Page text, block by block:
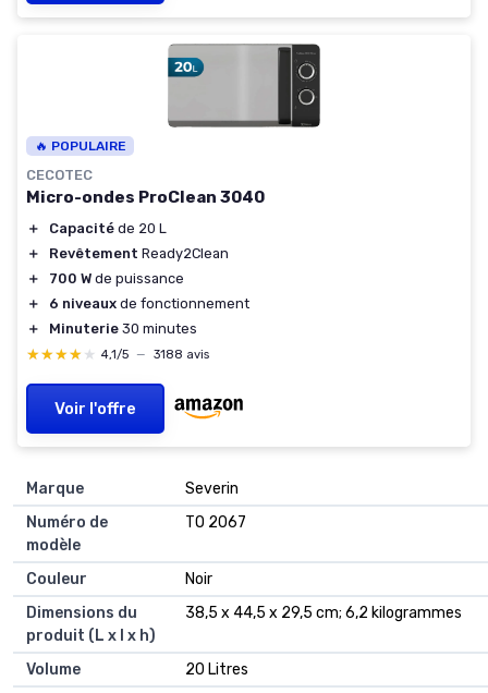
🔥 POPULAIRE
CECOTEC
Micro-ondes ProClean 3040
＋ Capacité de 20 L
＋
Revêtement Ready2Clean
＋
700 W de puissance
＋
6 niveaux de fonctionnement
＋
Minuterie 30 minutes
★★★★★
★★★★★ 4,1/5 — 3188 avis
Voir l'offre
Marque
‎Severin
Numéro de
modèle
‎TO 2067
Couleur
‎Noir
Dimensions du
produit (L x l x h)
‎38,5 x 44,5 x 29,5 cm; 6,2 kilogrammes
Volume
‎20 Litres